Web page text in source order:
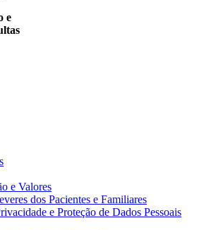
e
e Valores
dos Pacientes e Familiares
e Proteção de Dados Pessoais